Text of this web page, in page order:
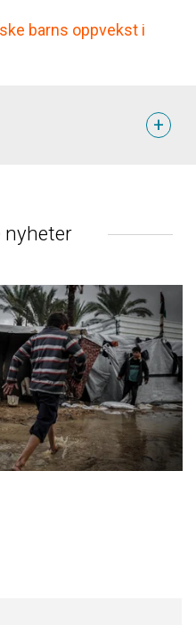
barns oppvekst i
+
info@nrc.no
nyheter